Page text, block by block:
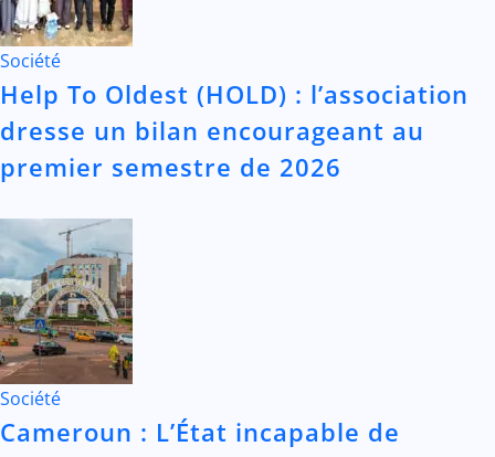
Société
Help To Oldest (HOLD) : l’association
dresse un bilan encourageant au
premier semestre de 2026
Société
Cameroun : L’État incapable de